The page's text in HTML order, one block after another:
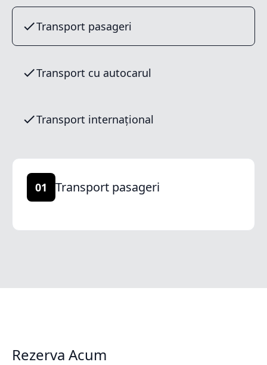
Transport pasageri
Transport cu autocarul
Transport internațional
01 Transport pasageri
Rezerva Acum